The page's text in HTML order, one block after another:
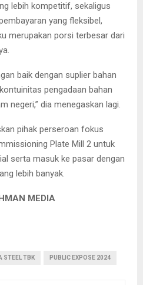
lebih kompetitif, sekaligus
yang fleksibel,
merupakan porsi terbesar dari
baik dengan suplier bahan
pengadaan bahan
negeri,” dia menegaskan lagi.
pihak perseroan fokus
Plate Mill 2 untuk
serta masuk ke pasar dengan
lebih banyak.
MEDIA
STEEL TBK PUBLIC EXPOSE 2024